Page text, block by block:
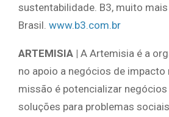
sustentabilidade. B3, muito
Brasil. www.b3.com.br
ARTEMISIA | A Artemisia é a
no apoio a negócios de impacto
missão é potencializar
soluções para problemas